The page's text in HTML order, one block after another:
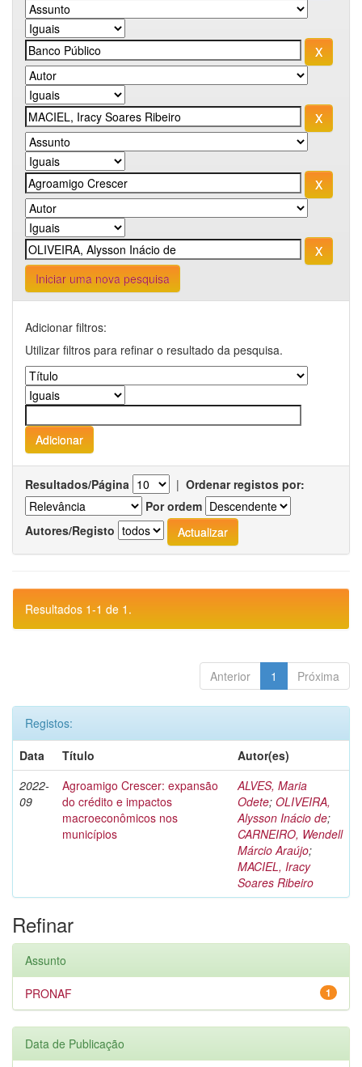
Iniciar uma nova pesquisa
Adicionar filtros:
Utilizar filtros para refinar o resultado da pesquisa.
Resultados/Página | Ordenar registos por:
Por ordem
Autores/Registo
Resultados 1-1 de 1.
Anterior 1 Próxima
Registos:
Data
Título
Autor(es)
2022-
09
Agroamigo Crescer: expansão
do crédito e impactos
macroeconômicos nos
municípios
ALVES, Maria
Odete; OLIVEIRA,
Alysson Inácio de;
CARNEIRO, Wendell
Márcio Araújo;
MACIEL, Iracy
Soares Ribeiro
Refinar
Assunto
1
PRONAF
Data de Publicação